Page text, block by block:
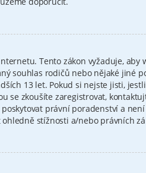
Tento zákon vyžaduje,
souhlas rodičů nebo nějaké jiné
13 let. Pokud si nejste jisti, jestli
se zkoušíte zaregistrovat,
právní poradenství a
stížnosti a/nebo právních